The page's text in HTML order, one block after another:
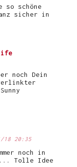
schöne
sicher in
noch Dein
18 20:35
noch in
Tolle Idee